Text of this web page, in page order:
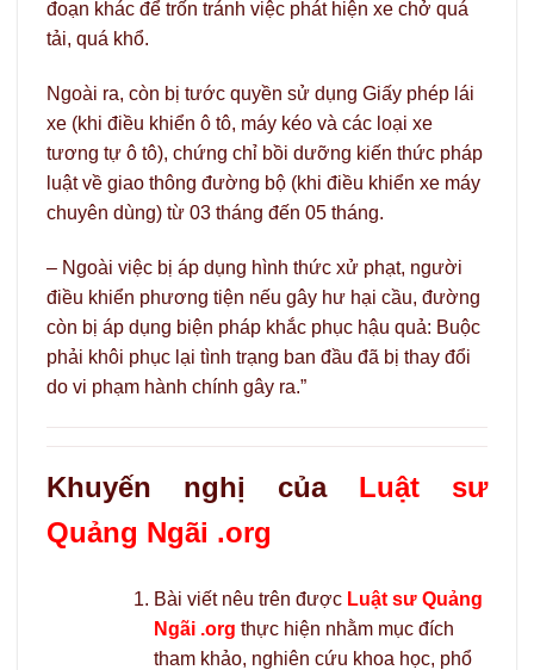
đoạn khác để trốn tránh việc phát hiện xe chở quá
tải, quá khổ.
Ngoài ra, còn bị tước quyền sử dụng Giấy phép lái
xe (khi điều khiển ô tô, máy kéo và các loại xe
tương tự ô tô), chứng chỉ bồi dưỡng kiến thức pháp
luật về giao thông đường bộ (khi điều khiển xe máy
chuyên dùng) từ 03 tháng đến 05 tháng.
– Ngoài việc bị áp dụng hình thức xử phạt, người
điều khiển phương tiện nếu gây hư hại cầu, đường
còn bị áp dụng biện pháp khắc phục hậu quả: Buộc
phải khôi phục lại tình trạng ban đầu đã bị thay đổi
do vi phạm hành chính gây ra.”
Khuyến nghị của Luật sư
Quảng Ngãi .org
Bài viết nêu trên được Luật sư Quảng
Ngãi .org thực hiện nhằm mục đích
tham khảo, nghiên cứu khoa học, phổ